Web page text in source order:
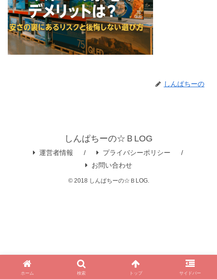
しんぱちーの
しんぱちーの☆ＢLOG
運営者情報
プライバシーポリシー
お問い合わせ
© 2018 しんぱちーの☆ＢLOG.
ホーム 検索 トップ サイドバー